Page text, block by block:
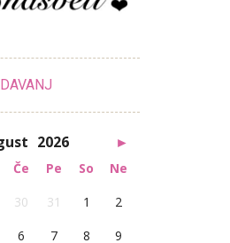
2026 ►
Če Pe So
Ne
30 31 1
2
6 7 8
9